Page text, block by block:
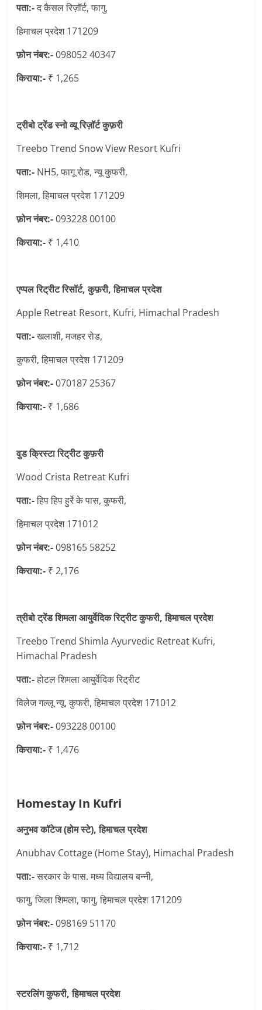
पता:-द कैसल रिज़ॉर्ट, फागु,
हिमाचल प्रदेश 171209
फ़ोन नंबर:-098052 40347
किराया:- ₹ 1,265
ट्रीबो ट्रेंड स्नो व्यू रिज़ॉर्ट कुफ़री
Treebo Trend Snow View Resort Kufri
पता:- NH5, फागू रोड, न्यू कुफरी,
शिमला, हिमाचल प्रदेश 171209
फ़ोन नंबर:-093228 00100
किराया:- ₹ 1,410
एप्पल रिट्रीट रिसॉर्ट, कुफ़री, हिमाचल प्रदेश
Apple Retreat Resort, Kufri, Himachal Pradesh
पता:-खलाशी, मजहर रोड,
कुफरी, हिमाचल प्रदेश 171209
फ़ोन नंबर:-070187 25367
किराया:- ₹ 1,686
वुड क्रिस्टा रिट्रीट कुफ़री
Wood Crista Retreat Kufri
पता:-हिप हिप हुर्रे के पास, कुफरी,
हिमाचल प्रदेश 171012
फ़ोन नंबर:-098165 58252
किराया:- ₹ 2,176
त्रीबो ट्रेंड शिमला आयुर्वेदिक रिट्रीट कुफरी, हिमाचल प्रदेश
Treebo Trend Shimla Ayurvedic Retreat Kufri,
Himachal Pradesh
पता:-होटल शिमला आयुर्वेदिक रिट्रीट
विलेज गल्लू न्यू, कुफरी, हिमाचल प्रदेश 171012
फ़ोन नंबर:-093228 00100
किराया:- ₹ 1,476
Homestay In Kufri
अनुभव कॉटेज (होम स्टे), हिमाचल प्रदेश
Anubhav Cottage (Home Stay), Himachal Pradesh
पता:-सरकार के पास. मध्य विद्यालय बन्नी,
फागु, जिला शिमला, फागु, हिमाचल प्रदेश 171209
फ़ोन नंबर:-098169 51170
किराया:- ₹ 1,712
स्टरलिंग कुफरी, हिमाचल प्रदेश